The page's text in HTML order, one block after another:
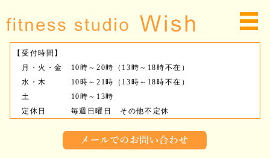
【受付時間】
月・火・金 10時～20時（13時～18時不在）
水・木 10時～21時（13時～18時不在）
土 10時～13時
定休日 毎週日曜日 その他不定休